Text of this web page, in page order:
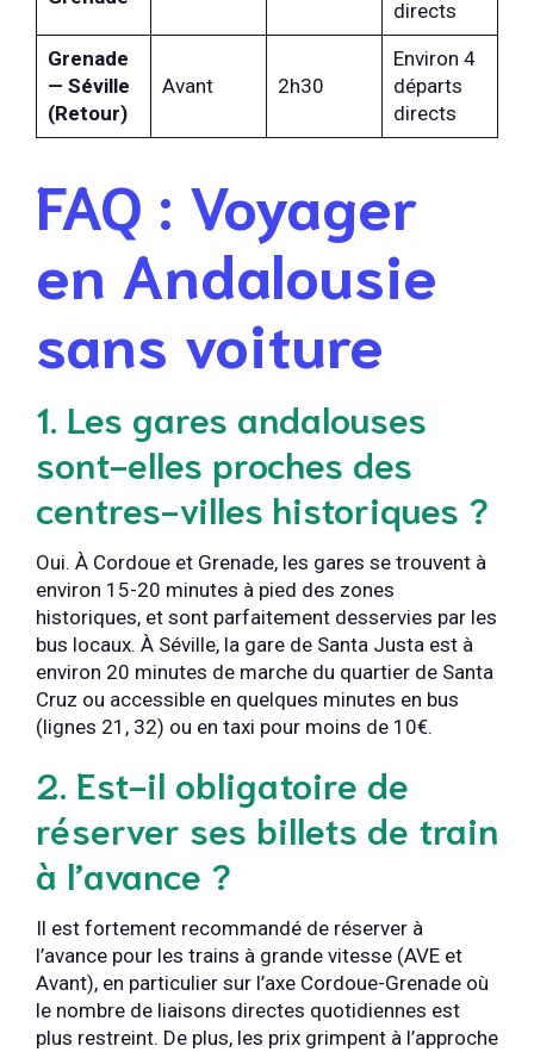
directs
Grenade
— Séville
(Retour)
Avant 2h30
Environ 4
départs
directs
FAQ : Voyager
en Andalousie
sans voiture
1. Les gares andalouses
sont-elles proches des
centres-villes historiques ?
Oui. À Cordoue et Grenade, les gares se trouvent à
environ 15-20 minutes à pied des zones
historiques, et sont parfaitement desservies par les
bus locaux. À Séville, la gare de Santa Justa est à
environ 20 minutes de marche du quartier de Santa
Cruz ou accessible en quelques minutes en bus
(lignes 21, 32) ou en taxi pour moins de 10€.
2. Est-il obligatoire de
réserver ses billets de train
à l’avance ?
Il est fortement recommandé de réserver à
l’avance pour les trains à grande vitesse (AVE et
Avant), en particulier sur l’axe Cordoue-Grenade où
le nombre de liaisons directes quotidiennes est
plus restreint. De plus, les prix grimpent à l’approche